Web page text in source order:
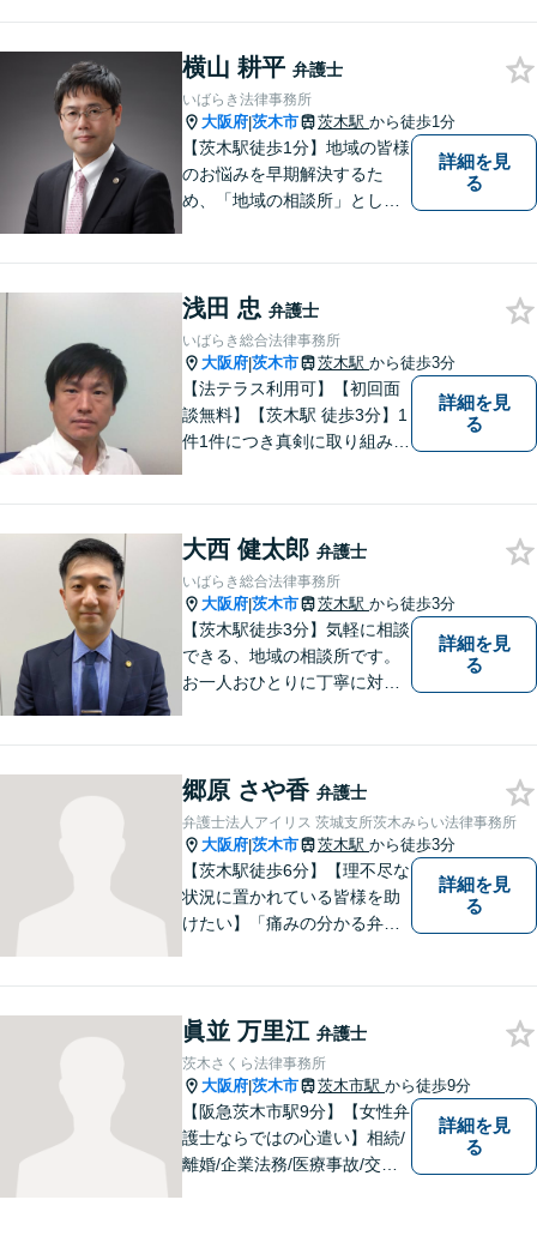
横山 耕平 弁護士
いばらき法律事務所
大阪府|茨木市 茨木駅 から徒歩1分
【茨木駅徒歩1分】地域の皆様
のお悩みを早期解決するた
め、「地域の相談所」として
詳細を見
る
浅田 忠 弁護士
いばらき総合法律事務所
大阪府|茨木市 茨木駅 から徒歩3分
【法テラス利用可】【初回面
談無料】【茨木駅 徒歩3分】1
件1件につき真剣に取り組み、
っしゃる不安や、ご希望を丁
寧にお伺いいたします。
詳細を見
る
大西 健太郎 弁護士
いばらき総合法律事務所
大阪府|茨木市 茨木駅 から徒歩3分
【茨木駅徒歩3分】気軽に相談
できる、地域の相談所です。
お一人おひとりに丁寧に対応
お困りごとがあれば、すぐに
ご相談を！
詳細を見
る
郷原 さや香 弁護士
弁護士法人アイリス 茨城支所茨木みらい法律事務所
大阪府|茨木市 茨木駅 から徒歩3分
【茨木駅徒歩6分】【理不尽な
状況に置かれている皆様を助
けたい】「痛みの分かる弁護
ど、お困りごとはお気軽にご
相談くださいませ。
詳細を見
る
眞並 万里江 弁護士
茨木さくら法律事務所
大阪府|茨木市 茨木市駅 から徒歩9分
【阪急茨木市駅9分】【女性弁
護士ならではの心遣い】相続/
離婚/企業法務/医療事故/交通
詳細を見
る